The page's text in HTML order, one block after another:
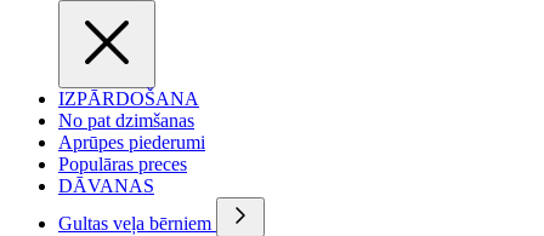
IZPĀRDOŠANA
No pat dzimšanas
Aprūpes piederumi
Populāras preces
DĀVANAS
Gultas veļa bērniem